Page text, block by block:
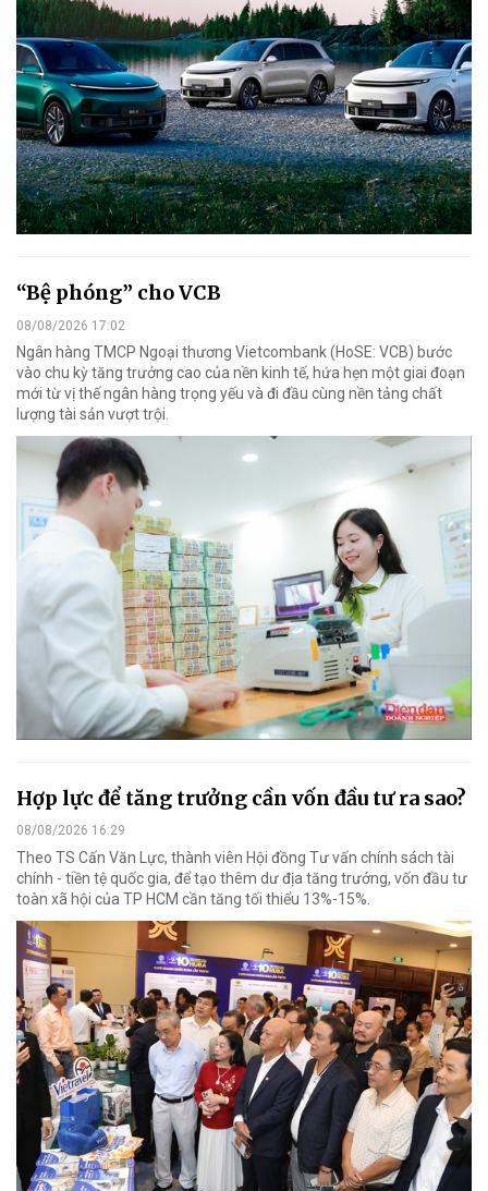
“Bệ phóng” cho VCB
08/08/2026 17:02
Ngân hàng TMCP Ngoại thương Vietcombank (HoSE: VCB) bước
vào chu kỳ tăng trưởng cao của nền kinh tế, hứa hẹn một giai đoạn
mới từ vị thế ngân hàng trọng yếu và đi đầu cùng nền tảng chất
lượng tài sản vượt trội.
Hợp lực để tăng trưởng cần vốn đầu tư ra sao?
08/08/2026 16:29
Theo TS Cấn Văn Lực, thành viên Hội đồng Tư vấn chính sách tài
chính - tiền tệ quốc gia, để tạo thêm dư địa tăng trưởng, vốn đầu tư
toàn xã hội của TP HCM cần tăng tối thiểu 13%-15%.